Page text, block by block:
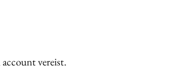
account vereist.